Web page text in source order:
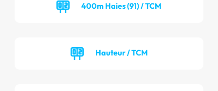
400m Haies (91) / TCM
Hauteur / TCM